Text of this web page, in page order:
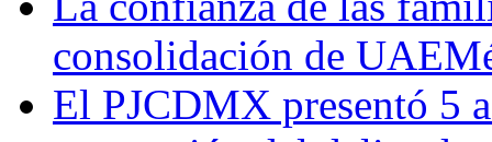
consolidación de
El PJCDMX presentó 5